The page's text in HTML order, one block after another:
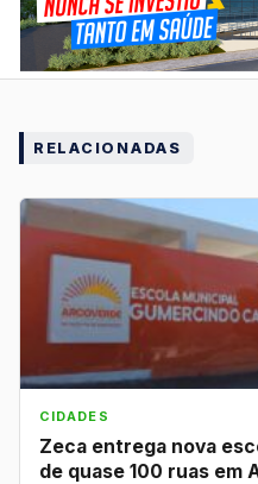
RELACIONADAS
CIDADES
Zeca entrega nova
de quase 100 ruas em